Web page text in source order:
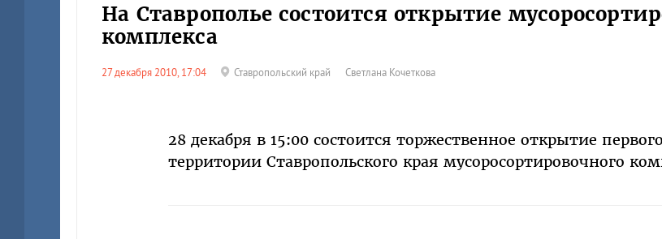
На Ставрополье состоится открытие
комплекса
27 декабря 2010, 17:04 Ставропольский край Светлана Кочеткова
28 декабря в 15:00 состоится торжественное открытие
территории Ставропольского края мусоросортировочного